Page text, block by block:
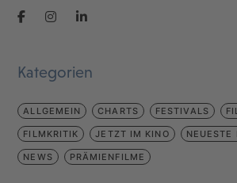
Kategorien
ALLGEMEIN CHARTS FESTIVALS
FILMKRITIK JETZT IM KINO NEUESTE
NEWS PRÄMIENFILME